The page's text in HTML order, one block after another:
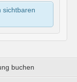
sichtbaren
buchen